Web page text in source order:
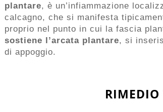
plantare, è un’infiammazione
calcagno, che si manifesta
proprio nel punto in cui la fascia
sostiene
l’arcata plantare, si
di appoggio.
RIMEDIO